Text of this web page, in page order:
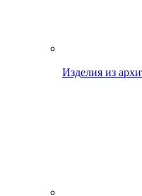
Изделия из